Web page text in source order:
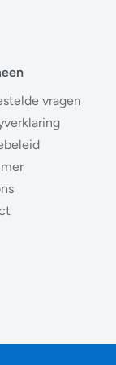
vragen